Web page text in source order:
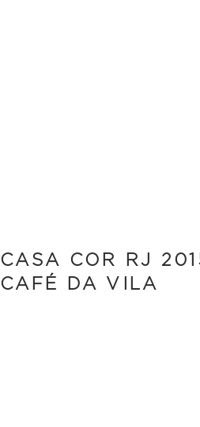
CASA COR RJ
CAFÉ DA VILA